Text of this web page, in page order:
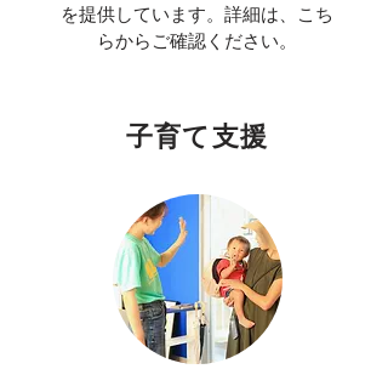
を提供しています。詳細は、こち
らからご確認ください。
子育て支援